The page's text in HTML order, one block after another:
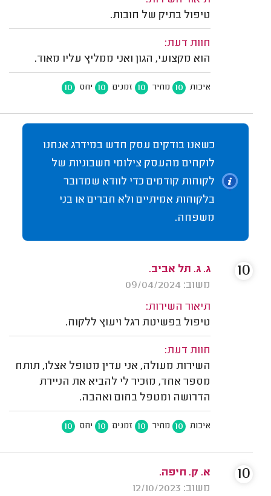
טיפול בתיק של חובות.
חוות דעת:
הוא מקצועי, הגון ואני ממליץ עליו מאוד.
איכות 10 מחיר 10 זמנים 10 יחס 10
כשאנו בודקים עסק חדש במידרג אנחנו
לוקחים מהעסק צילומי חשבוניות של
לקוחות קודמים כדי לוודא שמדובר
בלקוחות אמיתיים ולא חברים או בני
משפחה.
ג. ג. תל אביב.
משוב: 09/04/2024
תיאור השירות:
טיפול בפשיטת רגל ויעוץ ללקוח.
חוות דעת:
השירות מעולה, אני עדין מטופל אצלו, תותח
מספר אחד, מזכיר לי להביא את הניירת
הדרושה ומטפל בחום ואהבה.
איכות 10 מחיר 10 זמנים 10 יחס 10
10
א. ק. חיפה.
משוב: 12/10/2023
10